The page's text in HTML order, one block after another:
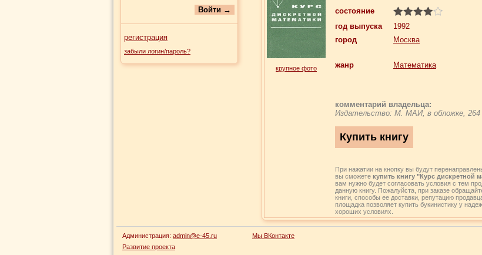
регистрация
забыли логин/пароль?
крупное фото
состояние
год выпуска
1992
город
Москва
жанр Математика
комментарий владельца:
Издательство: М. МАИ, в обложке, 264
При нажатии на кнопку вы будут
вы сможете купить книгу "Курс дискретной
вам нужно будет согласовать условия с тем
данную книгу. Пожалуйста, при заказе
книги, способы ее доставки, репутацию
площадка позволяет купить букинистику у
хороших условиях.
Администрация: admin@e-45.ru
Развитие проекта
Мы ВКонтакте